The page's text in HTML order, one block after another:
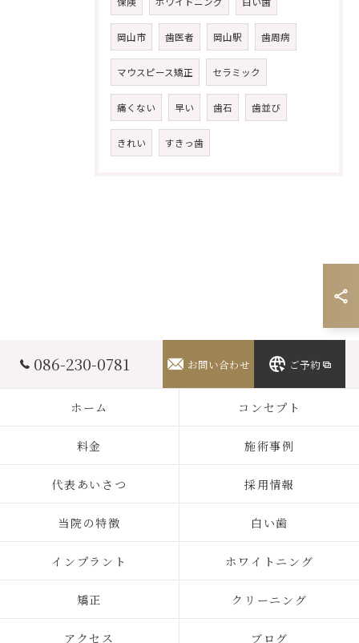
岡山市 歯医者 岡山駅 歯周病
マウスピース矯正 セラミック
痛くない 早い 歯石 歯並び
きれい すきっ歯
086-230-0781 お問い合わせ ご予約
ホーム コンセプト
料金 施術事例
代表あいさつ 採用情報
当院の特徴 白い歯
インプラント ホワイトニング
矯正 クリーニング
アクセス ブログ